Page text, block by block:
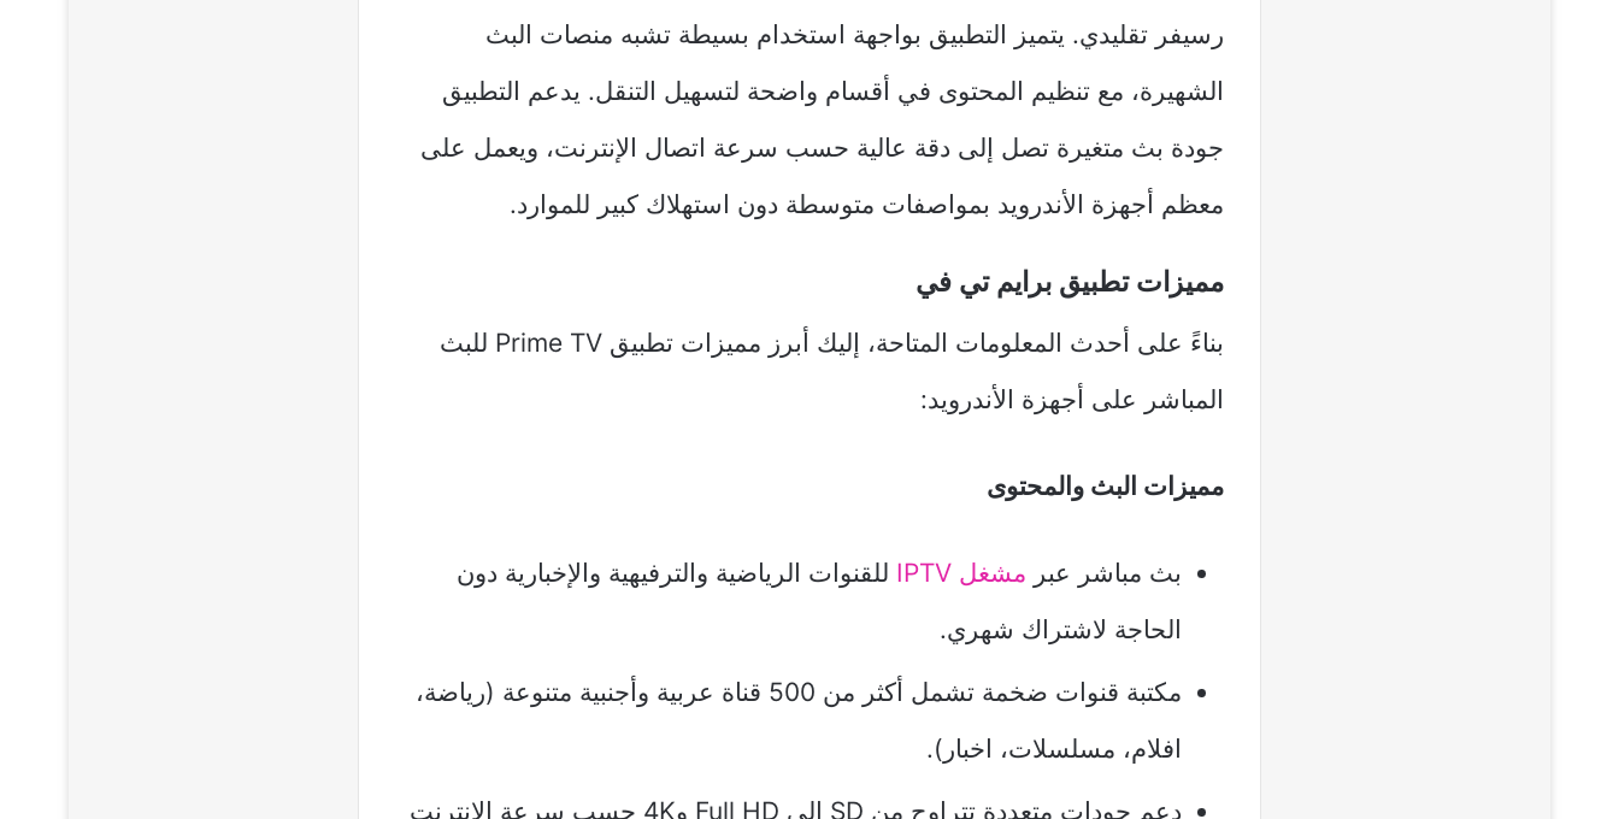
رسيفر تقليدي. يتميز التطبيق بواجهة استخدام بسيطة تشبه منصات البث
الشهيرة، مع تنظيم المحتوى في أقسام واضحة لتسهيل التنقل. يدعم التطبيق
جودة بث متغيرة تصل إلى دقة عالية حسب سرعة اتصال الإنترنت، ويعمل على
معظم أجهزة الأندرويد بمواصفات متوسطة دون استهلاك كبير للموارد.
مميزات تطبيق برايم تي في
بناءً على أحدث المعلومات المتاحة، إليك أبرز مميزات تطبيق Prime TV للبث
المباشر على أجهزة الأندرويد:
مميزات البث والمحتوى
بث مباشر عبر مشغل IPTV
للقنوات الرياضية والترفيهية والإخبارية دون
الحاجة لاشتراك شهري.
مكتبة قنوات ضخمة تشمل أكثر من 500 قناة عربية وأجنبية متنوعة (رياضة،
افلام، مسلسلات، اخبار).
دعم جودات متعددة تتراوح من SD إلى Full HD و4K حسب سرعة الإنترنت